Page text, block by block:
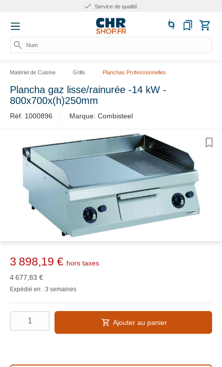
Service de qualité
Numér
Matériel de Cuisine Grills Planchas Professionnelles
Plancha gaz lisse/rainurée -14 kW -
800x700x(h)250mm
Réf. 1000896 Marque: Combisteel
3 898,19 € hors taxes
4 677,83 €
Expédié en : 3 semaines
Ajouter au panier